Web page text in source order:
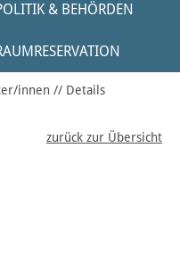
& BEHÖRDEN
innen Details
zurück zur Übersicht